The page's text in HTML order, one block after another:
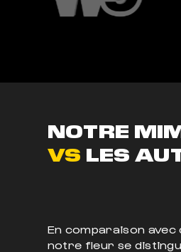
NOTRE
VS LES
En comparaison avec
notre fleur se